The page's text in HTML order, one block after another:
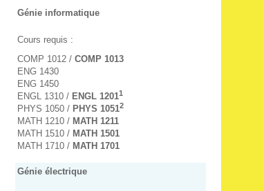
Génie informatique
Cours requis :
COMP 1012 / COMP 1013
ENG 1430
ENG 1450
ENGL 1310 / ENGL 12011
PHYS 1050 / PHYS 10512
MATH 1210 / MATH 1211
MATH 1510 / MATH 1501
MATH 1710 / MATH 1701
Génie électrique